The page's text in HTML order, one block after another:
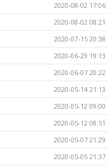
2020-08-02 17:06
2020-08-02 08:21
2020-07-15 20:38
2020-06-29 19:13
2020-06-07 20:22
2020-05-14 21:13
2020-05-12 09:00
2020-05-12 08:51
2020-05-07 21:29
2020-05-05 21:37